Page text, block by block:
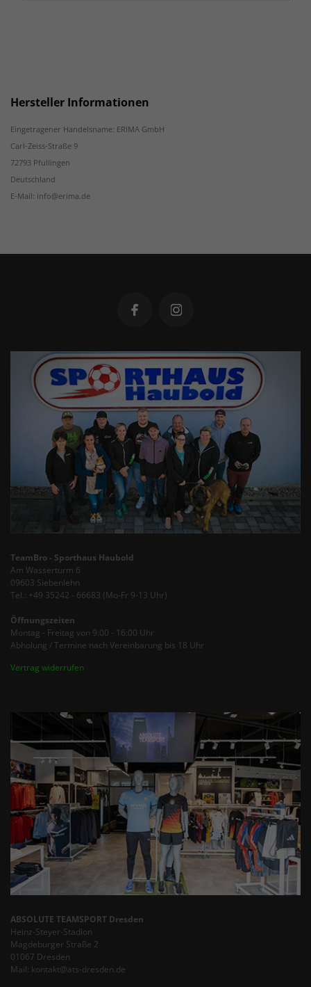
Hersteller Informationen
Eingetragener Handelsname: ERIMA GmbH
Carl-Zeiss-Straße 9
72793 Pfullingen
Deutschland
E-Mail: info@erima.de
TeamBro - Sporthaus Haubold
Am Wasserturm 6
09603 Siebenlehn
Tel.: +49 35242 - 66683 (Mo-Fr 9-13 Uhr)
Öffnungszeiten
Montag - Freitag von 9:00 - 16:00 Uhr
Abholung / Termine nach Vereinbarung bis 18 Uhr
Vertrag widerrufen
ABSOLUTE TEAMSPORT Dresden
Heinz-Steyer-Stadion
Magdeburger Straße 2
01067 Dresden
Mail: kontakt@ats-dresden.de